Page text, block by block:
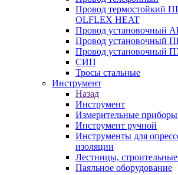
Провод термостойкий
OLFLEX HEAT
Провод установочный
Провод установочный
Провод
СИП
Тросы стальные
Инструмент
Назад
Инструмент
Измерительные приборы
Инструмент ручной
Инструменты для
изоляции
Лестницы,
Паяльное оборудование